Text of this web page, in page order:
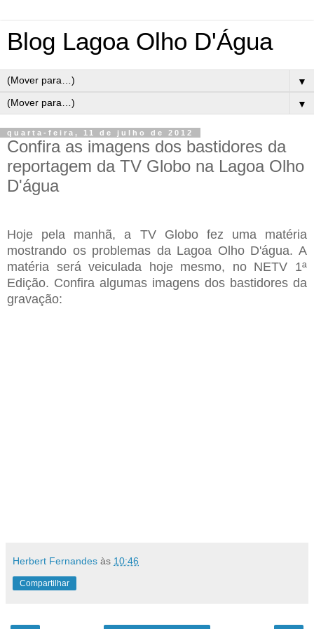
Blog Lagoa Olho D'Água
▼
▼
quarta-feira, 11 de julho de 2012
Confira as imagens dos bastidores da
reportagem da TV Globo na Lagoa Olho
D'água
Hoje pela manhã, a TV Globo fez uma matéria
mostrando os problemas da Lagoa Olho D'água. A
matéria será veiculada hoje mesmo, no NETV 1ª
Edição. Confira algumas imagens dos bastidores da
gravação:
Herbert Fernandes às 10:46
Compartilhar